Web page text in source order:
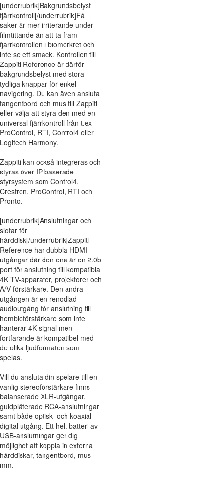
[underrubrik]Bakgrundsbelyst
fjärrkontroll[/underrubrik]Få
saker är mer irriterande under
filmtittande än att ta fram
fjärrkontrollen i biomörkret och
inte se ett smack. Kontrollen till
Zappiti Reference är därför
bakgrundsbelyst med stora
tydliga knappar för enkel
navigering. Du kan även ansluta
tangentbord och mus till Zappiti
eller välja att styra den med en
universal fjärrkontroll från t.ex
ProControl, RTI, Control4 eller
Logitech Harmony.
Zappiti kan också integreras och
styras över IP-baserade
styrsystem som Control4,
Crestron, ProControl, RTI och
Pronto.
[underrubrik]Anslutningar och
slotar för
hårddisk[/underrubrik]Zappiti
Reference har dubbla HDMI-
utgångar där den ena är en 2.0b
port för anslutning till kompatibla
4K TV-apparater, projektorer och
A/V-förstärkare. Den andra
utgången är en renodlad
audioutgång för anslutning till
hembioförstärkare som inte
hanterar 4K-signal men
fortfarande är kompatibel med
de olika ljudformaten som
spelas.
Vill du ansluta din spelare till en
vanlig stereoförstärkare finns
balanserade XLR-utgångar,
guldpläterade RCA-anslutningar
samt både optisk- och koaxial
digital utgång. Ett helt batteri av
USB-anslutningar ger dig
möjlighet att koppla in externa
hårddiskar, tangentbord, mus
mm.